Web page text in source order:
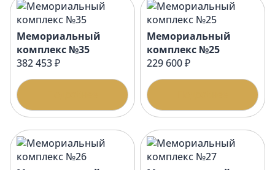
Мемориальный
комплекс №35
382 453 ₽
Мемориальный
комплекс №25
229 600 ₽